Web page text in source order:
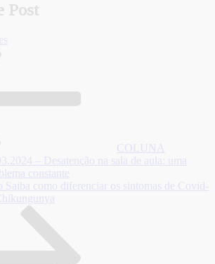
Post
COLUNA
– Desatenção na sala de aula: uma
constante
Saiba como diferenciar os sintomas de Covid-